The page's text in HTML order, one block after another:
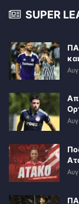
SUPER